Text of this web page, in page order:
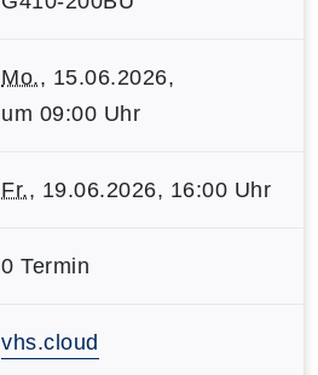
Mo., 15.06.2026,
um 09:00 Uhr
Fr., 19.06.2026, 16:00 Uhr
0 Termin
vhs.cloud